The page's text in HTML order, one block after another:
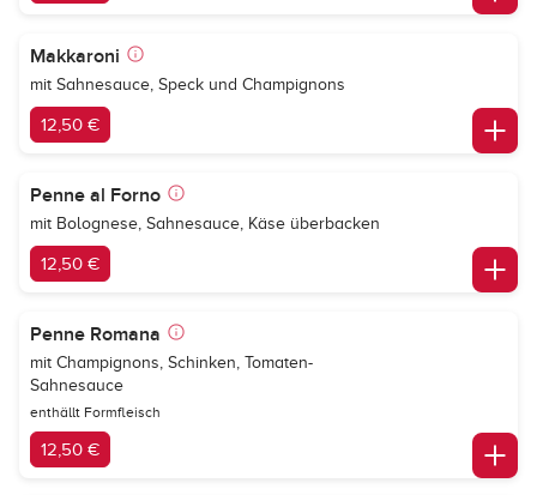
Makkaroni
mit Sahnesauce, Speck und Champignons
12,50 €
Penne al Forno
mit Bolognese, Sahnesauce, Käse überbacken
12,50 €
Penne Romana
mit Champignons, Schinken, Tomaten-
Sahnesauce
enthällt Formfleisch
12,50 €